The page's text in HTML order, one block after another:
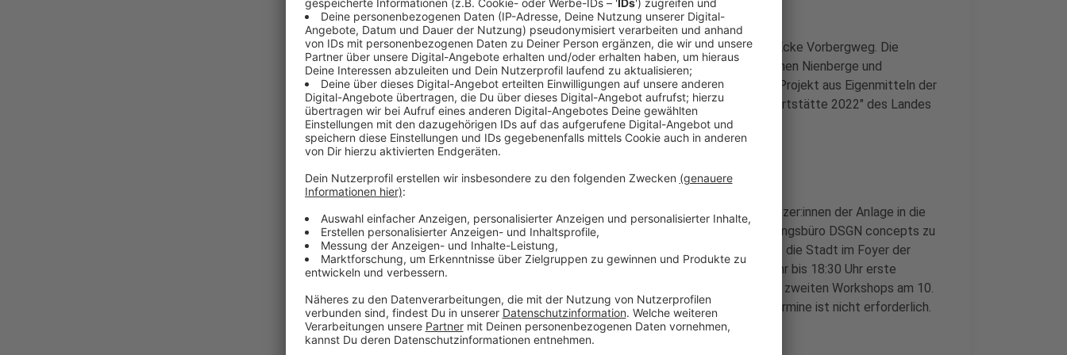
Münster erhält eine neue Bike-Anlage an der Steinfurter Straße/Ecke Vorbergweg. Die
Umgestaltung der rund 2.500 Quadratmeter großen Fläche zwischen Nienberge und
Kinderhaus soll im kommenden Jahr erfolgen. Finanziert wird das Projekt aus Eigenmitteln der
Stadt sowie über Gelder aus dem Förderprogramm "Moderne Sportstätte 2022" des Landes
Nordrhein-Westfalen.
Anzeige
Um Anregungen und Ideen von Anwohnenden sowie künftigen Nutzer:innen der Anlage in die
Planungen einzubringen, lädt die Stadt gemeinsam mit dem Planungsbüro DSGN concepts zu
zwei Beteiligungsworkshops ein. Heute (14.11.) Nachmittag stellt die Stadt im Foyer der
Annette-von-Droste-Hülshoff Schule (Kirmstraße 1) von 16:30 Uhr bis 18:30 Uhr erste
Konzepte vor. Die weiteren Planungen stehen im Mittelpunkt des zweiten Workshops am 10.
Januar 2024 von 16:30 bis 18:30 Uhr. Eine Anmeldung für beide Termine ist nicht erforderlich.
Anzeige